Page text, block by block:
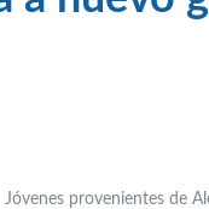
Jóvenes provenientes de